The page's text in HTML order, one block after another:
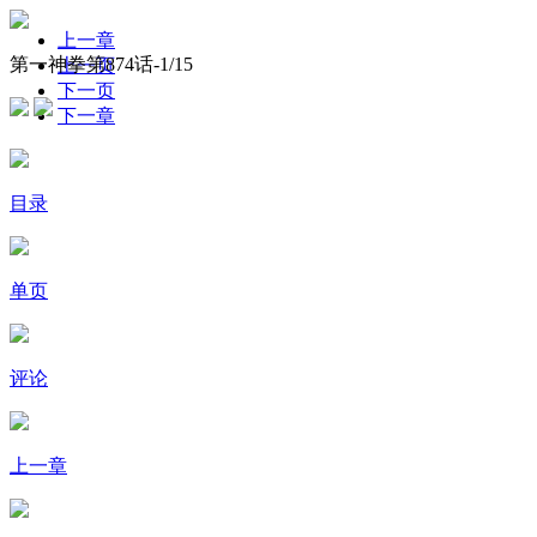
第一神拳第874话-1/15
上一章
上一页
下一页
下一章
目录
单页
评论
上一章